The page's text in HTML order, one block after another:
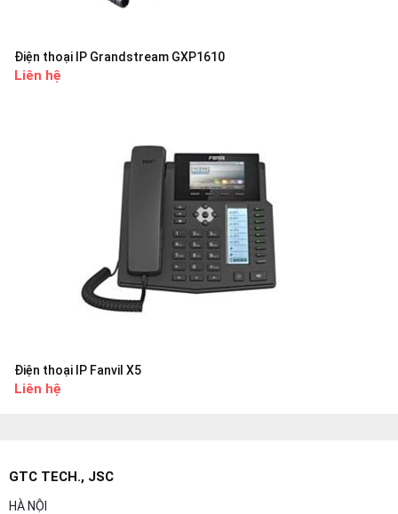
Điện thoại IP Grandstream GXP1610
Liên hệ
Điện thoại IP Fanvil X5
Liên hệ
GTC TECH., JSC
HÀ NỘI